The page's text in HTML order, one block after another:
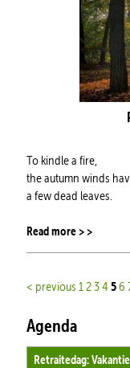
To kindle a fire,
the autumn winds
a few dead leaves.
Read more > >
< previous 1 234 56
Agenda
Retraitedag: